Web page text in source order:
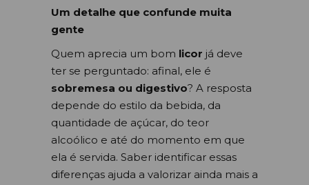
Um detalhe que confunde muita
gente
Quem aprecia um bom licor já deve
ter se perguntado: afinal, ele é
sobremesa ou digestivo? A resposta
depende do estilo da bebida, da
quantidade de açúcar, do teor
alcoólico e até do momento em que
ela é servida. Saber identificar essas
diferenças ajuda a valorizar ainda mais a